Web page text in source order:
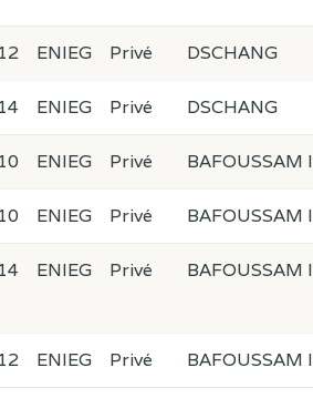
ENIEG Privé DSCHANG
ENIEG Privé DSCHANG
ENIEG Privé BAFOUSSAM I
ENIEG Privé BAFOUSSAM I
ENIEG Privé BAFOUSSAM I
ENIEG Privé BAFOUSSAM I